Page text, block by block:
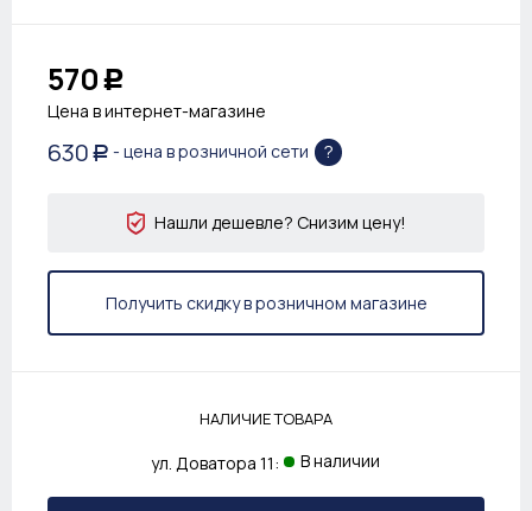
570 Р
Цена в интернет-магазине
630 Р - цена в розничной сети ?
Нашли дешевле? Снизим цену!
Получить скидку в розничном магазине
НАЛИЧИЕ ТОВАРА
ул. Доватора 11: В наличии